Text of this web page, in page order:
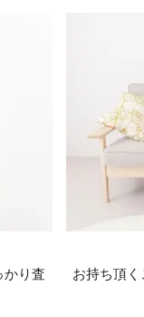
かり査
お持ち頂く